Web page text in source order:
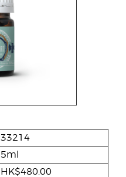
33214
5ml
HK$480.00